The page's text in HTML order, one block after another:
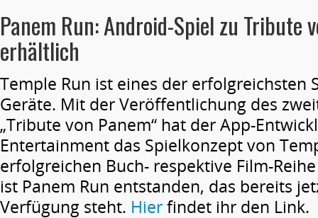
Panem Run: Android-Spiel zu Tribute
erhältlich
Temple Run ist eines der erfolgreichsten
Geräte. Mit der Veröffentlichung des
„Tribute von Panem“ hat der App-
Entertainment das Spielkonzept von
erfolgreichen Buch- respektive Film-
ist Panem Run entstanden, das bereits
Verfügung steht. Hierfindet ihr den Link.